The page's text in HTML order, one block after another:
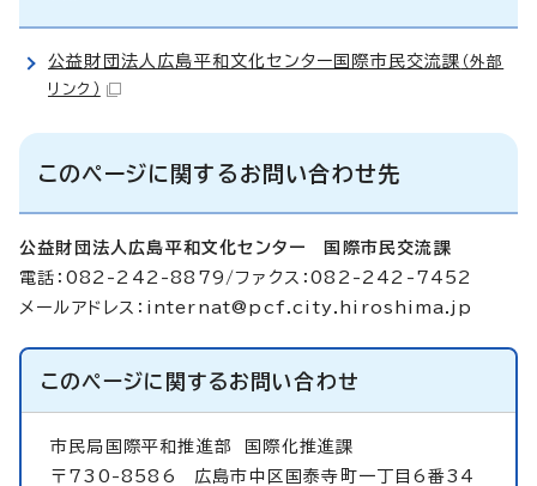
公益財団法人広島平和文化センター国際市民交流課 （外部
リンク）
このページに関するお問い合わせ先
公益財団法人広島平和文化センター 国際市民交流課
電話：082-242-8879/ファクス：082-242-7452
メールアドレス： internat@pcf.city.hiroshima.jp
このページに関するお問い合わせ
市民局国際平和推進部
国際化推進課
〒730-8586 広島市中区国泰寺町一丁目6番34